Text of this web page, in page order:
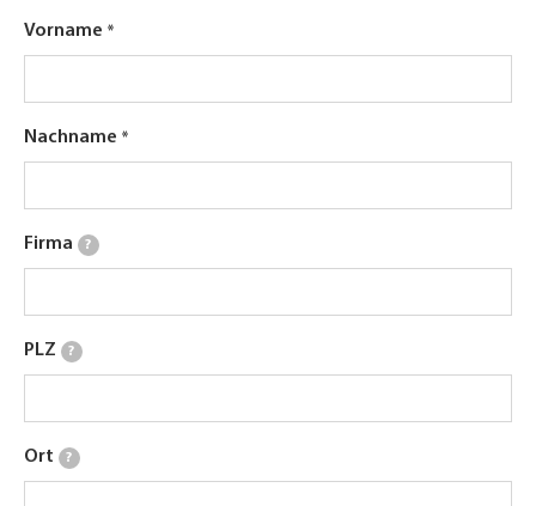
Vorname
Nachname
Firma ?
PLZ ?
Ort ?